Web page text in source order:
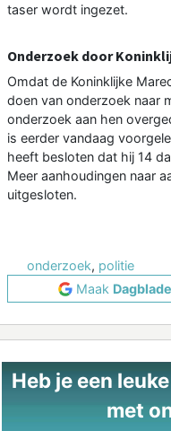
taser wordt ingezet.
Onderzoek door
Omdat de Koninklijke
doen van onderzoek naar
onderzoek aan hen
is eerder vandaag
heeft besloten dat hij 14
Meer aanhoudingen naar
uitgesloten.
onderzoek, politie
Maak
Heb je een
met